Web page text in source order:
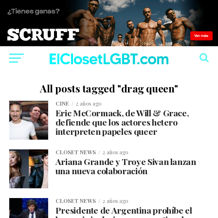
All posts tagged "drag queen"
CINE 2 años ago
Eric McCormack, de Will & Grace,
defiende que los actores hetero
interpreten papeles queer
CLOSET NEWS 2 años ago
Ariana Grande y Troye Sivan lanzan
una nueva colaboración
CLOSET NEWS 2 años ago
Presidente de Argentina prohíbe el